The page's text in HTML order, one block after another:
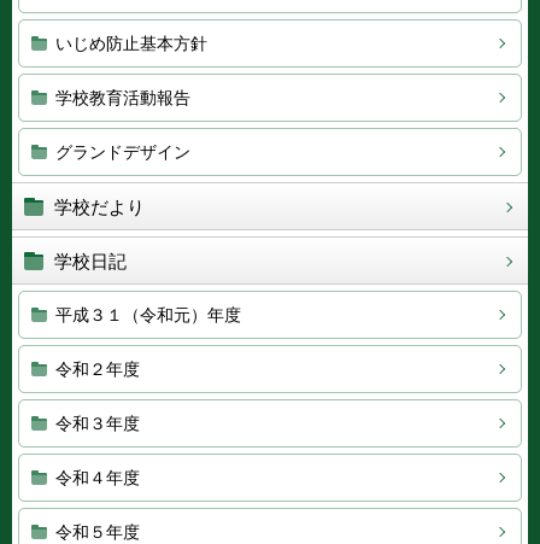
いじめ防止基本方針
学校教育活動報告
グランドデザイン
学校だより
学校日記
平成３１（令和元）年度
令和２年度
令和３年度
令和４年度
令和５年度